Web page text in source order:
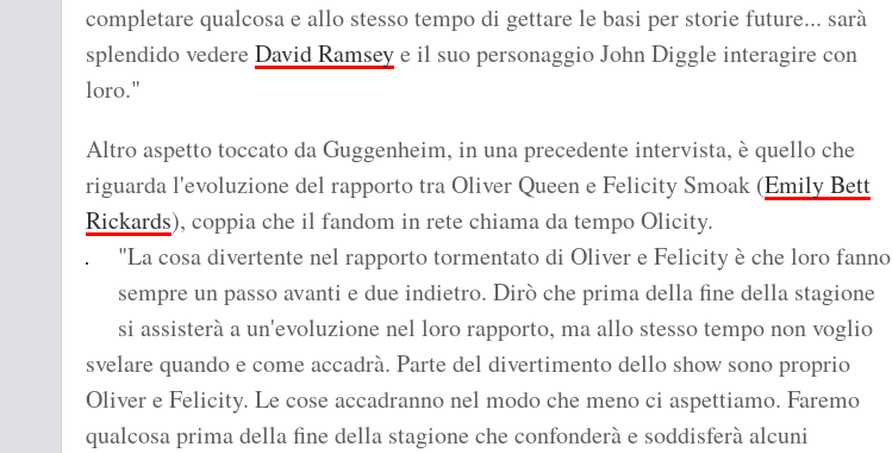
completare qualcosa e allo stesso tempo di gettare le basi per storie future... sarà
splendido vedere David Ramseye il suo personaggio John Diggle interagire con
loro."
Altro aspetto toccato da Guggenheim, in una precedente intervista, è quello che
riguarda l'evoluzione del rapporto tra Oliver Queen e Felicity Smoak (Emily Bett
Rickards), coppia che il fandom in rete chiama da tempo Olicity.
"La cosa divertente nel rapporto tormentato di Oliver e Felicity è che loro fanno
sempre un passo avanti e due indietro. Dirò che prima della fine della stagione
si assisterà a un'evoluzione nel loro rapporto, ma allo stesso tempo non voglio
svelare quando e come accadrà. Parte del divertimento dello show sono proprio
Oliver e Felicity. Le cose accadranno nel modo che meno ci aspettiamo. Faremo
qualcosa prima della fine della stagione che confonderà e soddisferà alcuni